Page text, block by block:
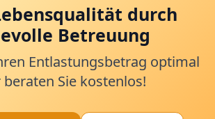
durch
Betreuung
Entlastungsbetrag optimal
beraten Sie kostenlos!